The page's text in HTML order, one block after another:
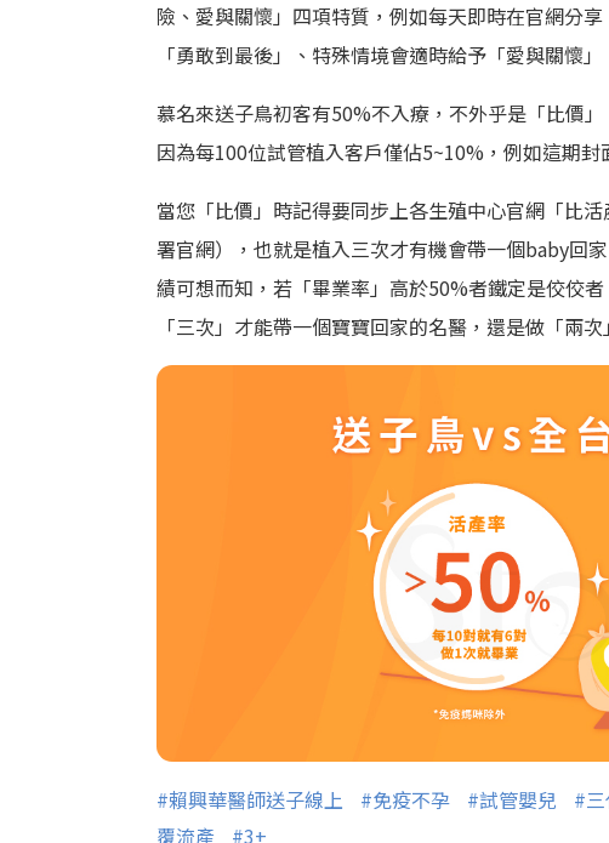
險、愛與關懷」四項特質，例如每天即時在官網分享
「勇敢到最後」、特殊情境會適時給予「愛與關懷」
慕名來送子鳥初客有50%不入療，不外乎是「比價
因為每100位試管植入客戶僅佔5~10%，例如這期
當您「比價」時記得要同步上各生殖中心官網「比
署官網），也就是植入三次才有機會帶一個baby回
績可想而知，若「畢業率」高於50%者鐵定是佼佼
「三次」才能帶一個寶寶回家的名醫，還是做「兩
#賴興華醫師送子線上 #免疫不孕 #試管嬰兒 #
覆流產
#3+